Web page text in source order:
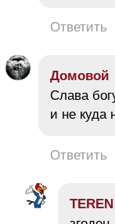
Ответить
Домовой
Слава
и не куда
Ответить
TEREN